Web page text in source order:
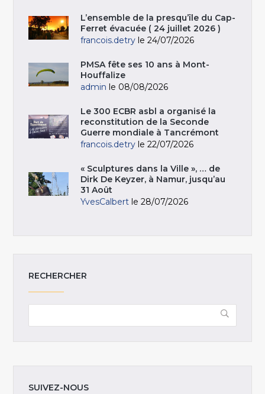
L’ensemble de la presqu’île du Cap-
Ferret évacuée ( 24 juillet 2026 )
francois.detry le 24/07/2026
PMSA fête ses 10 ans à Mont-
Houffalize
admin le 08/08/2026
Le 300 ECBR asbl a organisé la
reconstitution de la Seconde
Guerre mondiale à Tancrémont
francois.detry le 22/07/2026
« Sculptures dans la Ville », … de
Dirk De Keyzer, à Namur, jusqu’au
31 Août
YvesCalbert le 28/07/2026
RECHERCHER
SUIVEZ-NOUS